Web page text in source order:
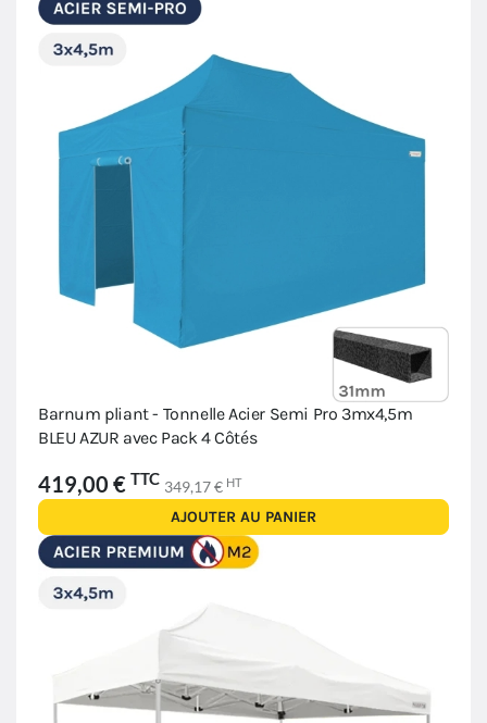
Barnum pliant - Tonnelle Acier Semi Pro 3mx4,5m
BLEU AZUR avec Pack 4 Côtés
419,00 € TTC 349,17 € HT
AJOUTER AU PANIER